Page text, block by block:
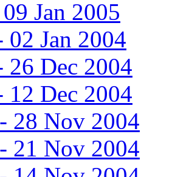
Jan 2005
02 Jan 2004
26 Dec 2004
12 Dec 2004
28 Nov 2004
21 Nov 2004